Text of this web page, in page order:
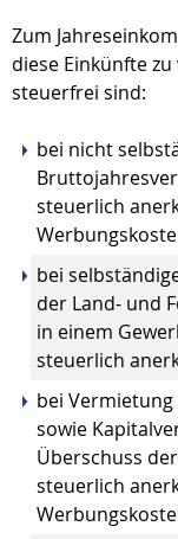
Zum
diese Einkünfte
steuerfrei sind:
bei nicht
steuerlich
bei
der Land- und
in einem
steuerlich
bei
sowie
Überschuss
steuerlich